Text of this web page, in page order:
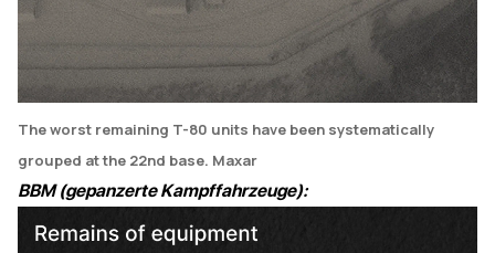
The worst remaining T-80 units have been systematically
grouped at the 22nd base. Maxar
BBM (gepanzerte Kampffahrzeuge):